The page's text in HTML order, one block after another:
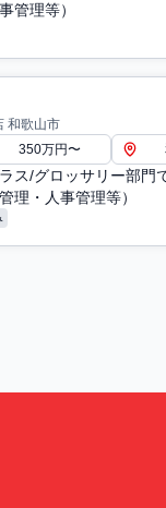
管理等）
和歌山市
350万円〜
ス/グロッサリー部門
理・人事管理等）